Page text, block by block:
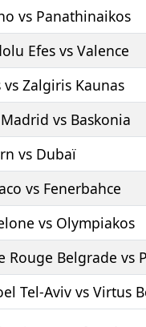
vs Panathinaikos
Efes vs Valence
vs Zalgiris Kaunas
vs Baskonia
vs Dubaï
vs Fenerbahce
vs Olympiakos
Rouge Belgrade vs
Tel-Aviv vs Virtus